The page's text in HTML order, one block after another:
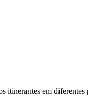
itinerantes em